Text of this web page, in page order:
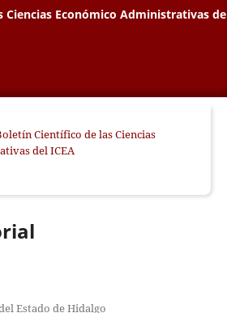
Económico Administrativas
Científico de las Ciencias
del ICEA
Estado de Hidalgo